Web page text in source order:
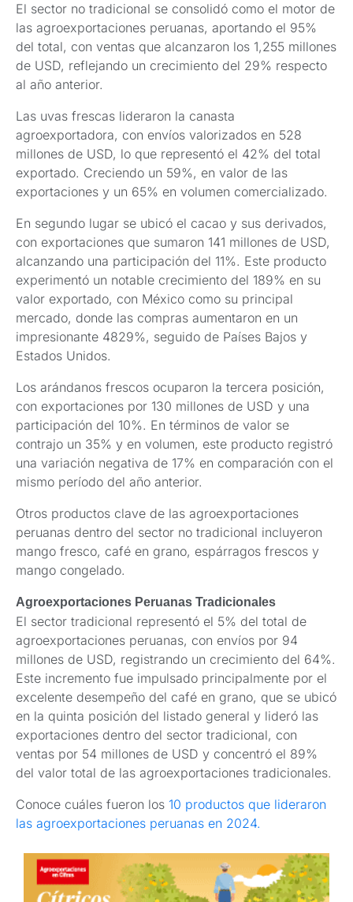
El sector no tradicional se consolidó como el motor de
las agroexportaciones peruanas, aportando el 95%
del total, con ventas que alcanzaron los 1,255 millones
de USD, reflejando un crecimiento del 29% respecto
al año anterior.
Las uvas frescas lideraron la canasta
agroexportadora, con envíos valorizados en 528
millones de USD, lo que representó el 42% del total
exportado. Creciendo un 59%, en valor de las
exportaciones y un 65% en volumen comercializado.
En segundo lugar se ubicó el cacao y sus derivados,
con exportaciones que sumaron 141 millones de USD,
alcanzando una participación del 11%. Este producto
experimentó un notable crecimiento del 189% en su
valor exportado, con México como su principal
mercado, donde las compras aumentaron en un
impresionante 4829%, seguido de Países Bajos y
Estados Unidos.
Los arándanos frescos ocuparon la tercera posición,
con exportaciones por 130 millones de USD y una
participación del 10%. En términos de valor se
contrajo un 35% y en volumen, este producto registró
una variación negativa de 17% en comparación con el
mismo período del año anterior.
Otros productos clave de las agroexportaciones
peruanas dentro del sector no tradicional incluyeron
mango fresco, café en grano, espárragos frescos y
mango congelado.
Agroexportaciones Peruanas Tradicionales
El sector tradicional representó el 5% del total de
agroexportaciones peruanas, con envíos por 94
millones de USD, registrando un crecimiento del 64%.
Este incremento fue impulsado principalmente por el
excelente desempeño del café en grano, que se ubicó
en la quinta posición del listado general y lideró las
exportaciones dentro del sector tradicional, con
ventas por 54 millones de USD y concentró el 89%
del valor total de las agroexportaciones tradicionales.
Conoce cuáles fueron los 10 productos que lideraron
las agroexportaciones peruanas en 2024.